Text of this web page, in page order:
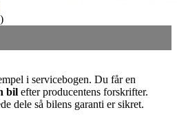
)
i servicebogen. Du får en
bil efter producentens forskrifter.
dele så bilens garanti er sikret.